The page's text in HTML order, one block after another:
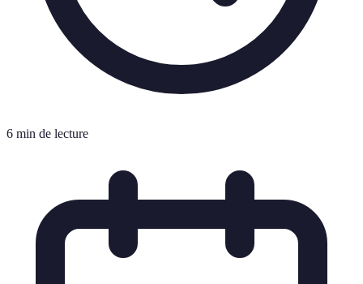
6 min de lecture